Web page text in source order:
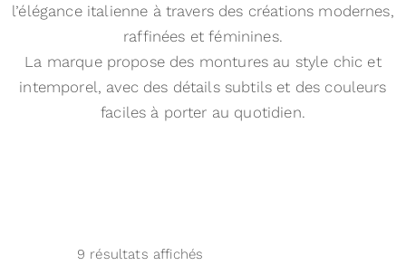
l’élégance italienne à travers des créations modernes,
raffinées et féminines.
La marque propose des montures au style chic et
intemporel, avec des détails subtils et des couleurs
faciles à porter au quotidien.
9 résultats affichés